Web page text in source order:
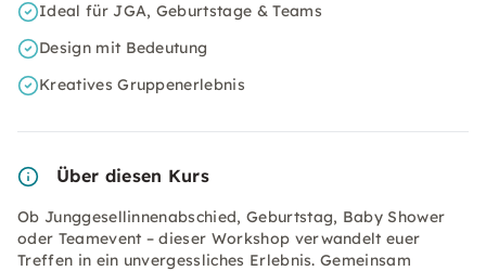
Ideal für JGA, Geburtstage & Teams
Design mit Bedeutung
Kreatives Gruppenerlebnis
Über diesen Kurs
Ob Junggesellinnenabschied, Geburtstag, Baby Shower
oder Teamevent – dieser Workshop verwandelt euer
Treffen in ein unvergessliches Erlebnis. Gemeinsam